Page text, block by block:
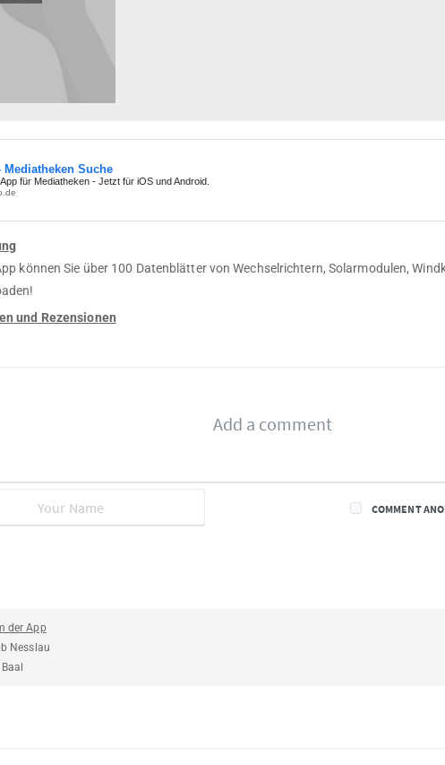
können Sie über 100 Datenblätter von Wechselrichtern, Solarmodulen,
und Rezensionen
COMMENT
der App
Nesslau